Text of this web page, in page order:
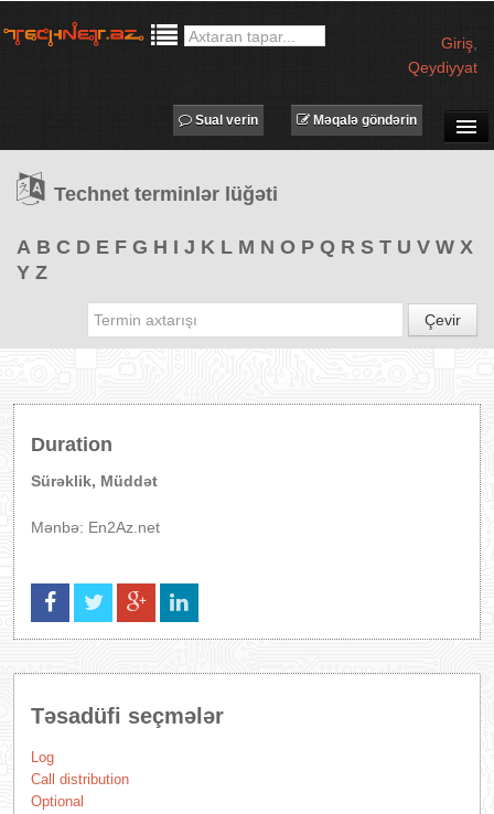
Giriş
Qeydiyyat
TƏDBİRLƏR
PROQRAMLAR
Məqalə göndərin
Sual verin
Technet terminlər lüğəti
A B C D E F G H I J K L M N O P Q R S T U V W X
Y Z
Çevir
Duration
Sürəklik, Müddət
Mənbə: En2Az.net
Təsadüfi seçmələr
Log
Call distribution
Optional